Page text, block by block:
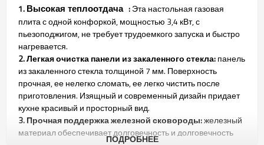
1. Высокая теплоотдача :Эта настольная газовая
плита с одной конфоркой, мощностью 3,4 кВт, с
пьезоподжигом, не требует трудоемкого запуска и быстро
нагревается.
2. Легкая очистка панели из закаленного стекла:панель
из закаленного стекла толщиной 7 мм. Поверхность
прочная, ее нелегко сломать, ее легко чистить после
приготовления. Изящный и современный дизайн придает
кухне красивый и просторный вид.
3. Прочная поддержка железной сковороды:железный
материал обеспечивает долговечность и долговечность
ПОДРОБНЕЕ